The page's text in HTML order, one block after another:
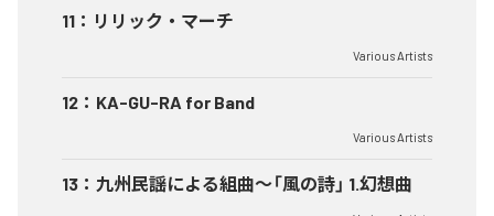
11 ： リリック・マーチ
Various Artists
12 ： KA-GU-RA for Band
Various Artists
13 ： 九州民謡による組曲～「風の詩」 1.幻想曲